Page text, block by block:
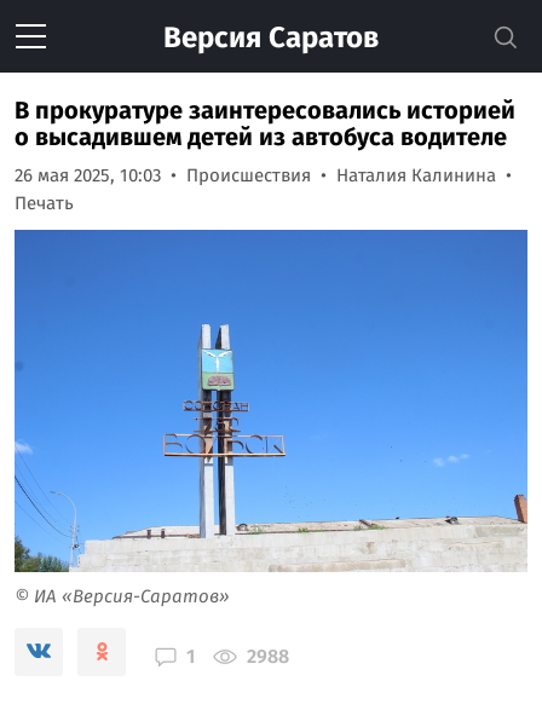
Версия Саратов
В прокуратуре заинтересовались историей
о высадившем детей из автобуса водителе
26 мая 2025, 10:03 Происшествия
Наталия Калинина
Печать
© ИА «Версия-Саратов»
1 2988